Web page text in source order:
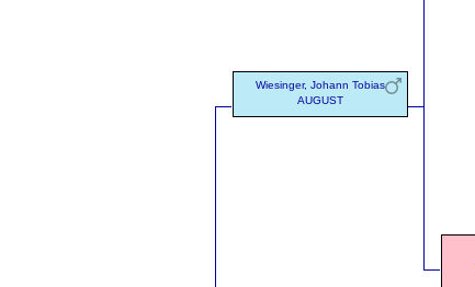
Wiesinger, Johann Tobias
AUGUST